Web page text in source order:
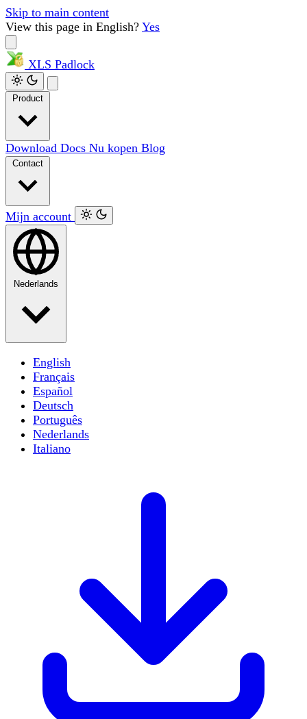
Skip to main content
View this page in English? Yes
XLS Padlock
Download Docs Nu kopen Blog
Mijn account
Nederlands
English
Français
Español
Deutsch
Português
Nederlands
Italiano